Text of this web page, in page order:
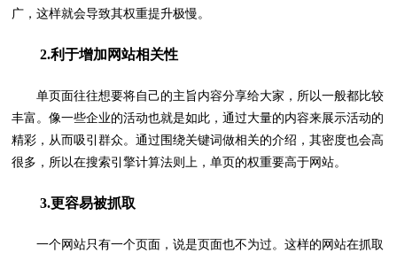
广，这样就会导致其权重提升极慢。
2.利于增加网站相关性
单页面往往想要将自己的主旨内容分享给大家，所以一般都比较
丰富。像一些企业的活动也就是如此，通过大量的内容来展示活动的
精彩，从而吸引群众。通过围绕关键词做相关的介绍，其密度也会高
很多，所以在搜索引擎计算法则上，单页的权重要高于网站。
3.更容易被抓取
一个网站只有一个页面，说是页面也不为过。这样的网站在抓取